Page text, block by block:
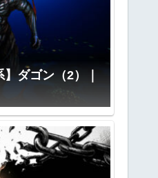
ダゴン（2）｜